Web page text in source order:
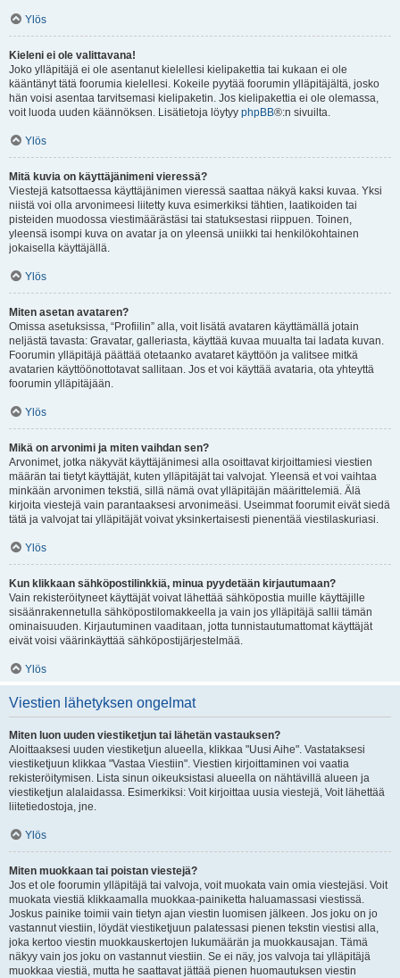
Ylös
Kieleni ei ole valittavana!
Joko ylläpitäjä ei ole asentanut kielellesi kielipakettia tai kukaan ei ole
kääntänyt tätä foorumia kielellesi. Kokeile pyytää foorumin ylläpitäjältä, josko
hän voisi asentaa tarvitsemasi kielipaketin. Jos kielipakettia ei ole olemassa,
voit luoda uuden käännöksen. Lisätietoja löytyy phpBB®:n sivuilta.
Ylös
Mitä kuvia on käyttäjänimeni vieressä?
Viestejä katsottaessa käyttäjänimen vieressä saattaa näkyä kaksi kuvaa. Yksi
niistä voi olla arvonimeesi liitetty kuva esimerkiksi tähtien, laatikoiden tai
pisteiden muodossa viestimäärästäsi tai statuksestasi riippuen. Toinen,
yleensä isompi kuva on avatar ja on yleensä uniikki tai henkilökohtainen
jokaisella käyttäjällä.
Ylös
Miten asetan avataren?
Omissa asetuksissa, “Profiilin” alla, voit lisätä avataren käyttämällä jotain
neljästä tavasta: Gravatar, galleriasta, käyttää kuvaa muualta tai ladata kuvan.
Foorumin ylläpitäjä päättää otetaanko avataret käyttöön ja valitsee mitkä
avatarien käyttöönottotavat sallitaan. Jos et voi käyttää avataria, ota yhteyttä
foorumin ylläpitäjään.
Ylös
Mikä on arvonimi ja miten vaihdan sen?
Arvonimet, jotka näkyvät käyttäjänimesi alla osoittavat kirjoittamiesi viestien
määrän tai tietyt käyttäjät, kuten ylläpitäjät tai valvojat. Yleensä et voi vaihtaa
minkään arvonimen tekstiä, sillä nämä ovat ylläpitäjän määrittelemiä. Älä
kirjoita viestejä vain parantaaksesi arvonimeäsi. Useimmat foorumit eivät siedä
tätä ja valvojat tai ylläpitäjät voivat yksinkertaisesti pienentää viestilaskuriasi.
Ylös
Kun klikkaan sähköpostilinkkiä, minua pyydetään kirjautumaan?
Vain rekisteröityneet käyttäjät voivat lähettää sähköpostia muille käyttäjille
sisäänrakennetulla sähköpostilomakkeella ja vain jos ylläpitäjä sallii tämän
ominaisuuden. Kirjautuminen vaaditaan, jotta tunnistautumattomat käyttäjät
eivät voisi väärinkäyttää sähköpostijärjestelmää.
Ylös
Viestien lähetyksen ongelmat
Miten luon uuden viestiketjun tai lähetän vastauksen?
Aloittaaksesi uuden viestiketjun alueella, klikkaa "Uusi Aihe". Vastataksesi
viestiketjuun klikkaa "Vastaa Viestiin". Viestien kirjoittaminen voi vaatia
rekisteröitymisen. Lista sinun oikeuksistasi alueella on nähtävillä alueen ja
viestiketjun alalaidassa. Esimerkiksi: Voit kirjoittaa uusia viestejä, Voit lähettää
liitetiedostoja, jne.
Ylös
Miten muokkaan tai poistan viestejä?
Jos et ole foorumin ylläpitäjä tai valvoja, voit muokata vain omia viestejäsi. Voit
muokata viestiä klikkaamalla muokkaa-painiketta haluamassasi viestissä.
Joskus painike toimii vain tietyn ajan viestin luomisen jälkeen. Jos joku on jo
vastannut viestiin, löydät viestiketjuun palatessasi pienen tekstin viestisi alla,
joka kertoo viestin muokkauskertojen lukumäärän ja muokkausajan. Tämä
näkyy vain jos joku on vastannut viestiin. Se ei näy, jos valvoja tai ylläpitäjä
muokkaa viestiä, mutta he saattavat jättää pienen huomautuksen viestin